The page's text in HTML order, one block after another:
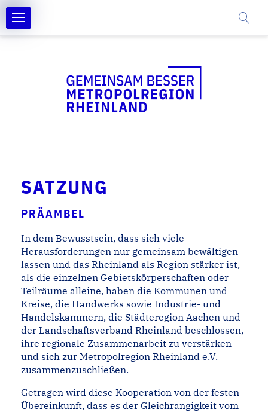
SATZUNG
PRÄAMBEL
In dem Bewusstsein, dass sich viele
Herausforderungen nur gemeinsam bewältigen
lassen und das Rheinland als Region stärker ist,
als die einzelnen Gebietskörper­schaften oder
Teilräume alleine, haben die Kommunen und
Kreise, die Handwerks­ sowie Industrie- und
Handelskammern, die Städteregion Aachen und
der Land­schaftsverband Rheinland beschlossen,
ihre regionale Zusammenarbeit zu verstär­ken
und sich zur Metropolregion Rheinland e.V.
zusammenzuschließen.
Getragen wird diese Kooperation von der festen
Übereinkunft, dass es der Gleich­rangigkeit vom